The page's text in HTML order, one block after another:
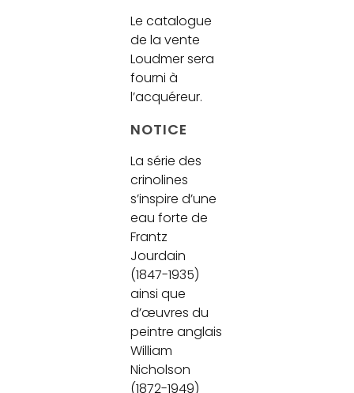
Le catalogue
de la vente
Loudmer sera
fourni à
l’acquéreur.
NOTICE
La série des
crinolines
s’inspire d’une
eau forte de
Frantz
Jourdain
(1847-1935)
ainsi que
d’œuvres du
peintre anglais
William
Nicholson
(1872-1949)